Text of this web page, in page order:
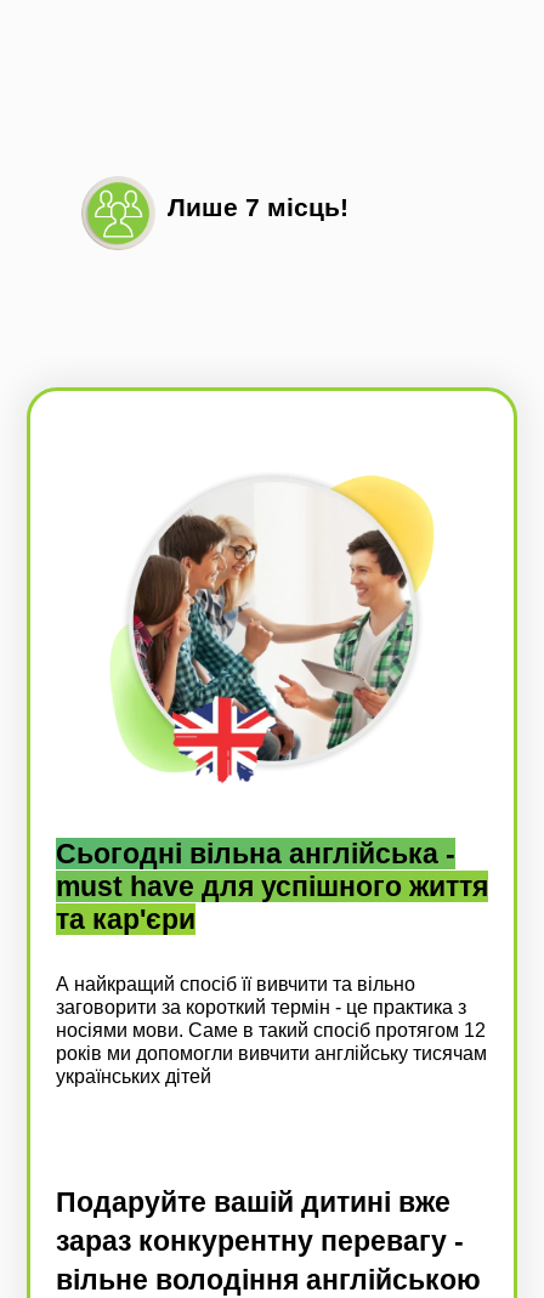
Лише 7 місць!
Сьогодні вільна англійська -
must have для успішного життя
та кар'єри
А найкращий спосіб її вивчити та вільно
заговорити за короткий термін - це практика з
носіями мови. Саме в такий спосіб протягом 12
років ми допомогли вивчити англійську тисячам
українських дітей
Подаруйте вашій дитині вже
зараз конкурентну перевагу -
вільне володіння англійською